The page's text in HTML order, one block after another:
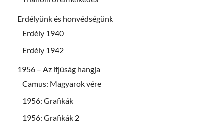
Erdélyünk és honvédségünk
Erdély 1940
Erdély 1942
1956 – Az ifjúság hangja
Camus: Magyarok vére
1956: Grafikák
1956: Grafikák 2